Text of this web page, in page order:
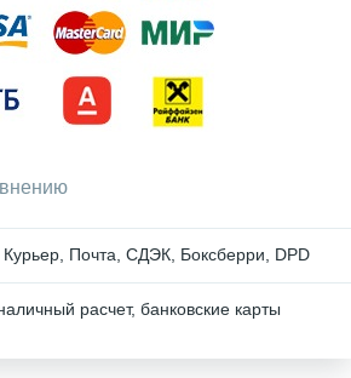
Почта, СДЭК, Боксберри, DPD
расчет, банковские карты